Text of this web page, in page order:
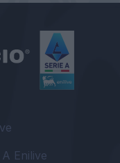
Enilive